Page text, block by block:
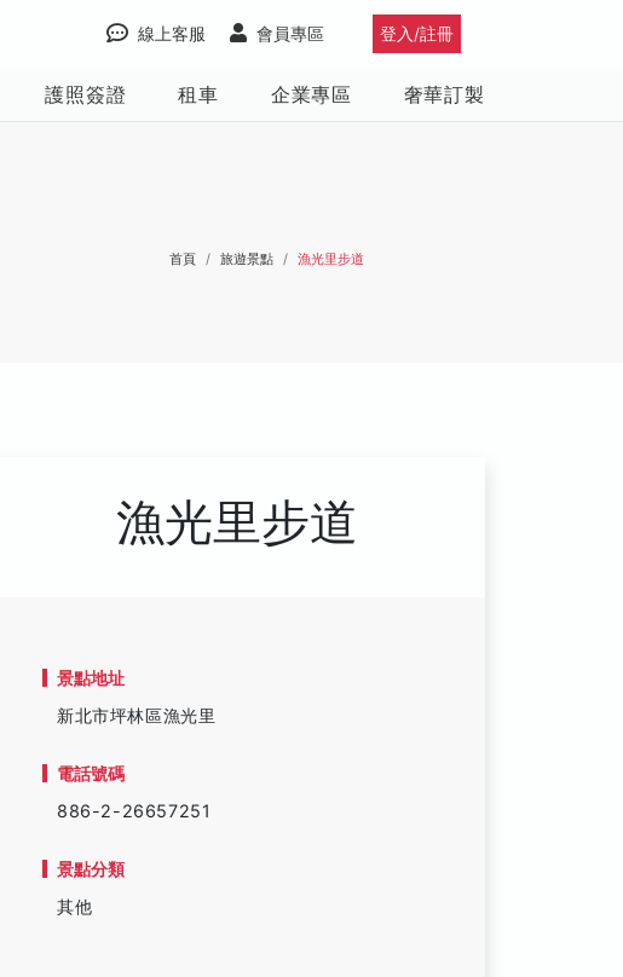
登入/註冊
會員專區
線上客服
護照簽證 租車 企業專區 奢華訂製
首頁 旅遊景點 漁光里步道
漁光里步道
景點地址
新北市坪林區漁光里
電話號碼
886-2-26657251
景點分類
其他